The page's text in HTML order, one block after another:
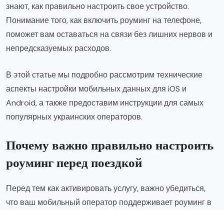
знают, как правильно настроить свое устройство.
Понимание того, как включить роуминг на телефоне,
поможет вам оставаться на связи без лишних нервов и
непредсказуемых расходов.
В этой статье мы подробно рассмотрим технические
аспекты настройки мобильных данных для iOS и
Android, а также предоставим инструкции для самых
популярных украинских операторов.
Почему важно правильно настроить
роуминг перед поездкой
Перед тем как активировать услугу, важно убедиться,
что ваш мобильный оператор поддерживает роуминг в